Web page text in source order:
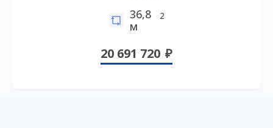
36,8
м
2
20 691 720